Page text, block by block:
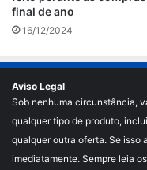
final de ano
16/12/2024
Aviso Legal
Sob nenhuma circunstância,
qualquer tipo de produto,
qualquer outra oferta. Se isso
imediatamente. Sempre leia